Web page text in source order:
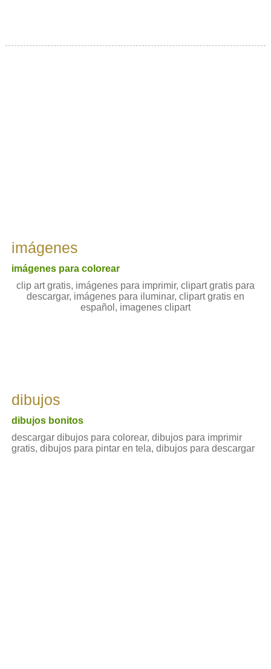
imágenes
imágenes para colorear
clip art gratis, imágenes para imprimir, clipart gratis para
descargar, imágenes para iluminar, clipart gratis en
español, imagenes clipart
dibujos
dibujos bonitos
descargar dibujos para colorear, dibujos para imprimir
gratis, dibujos para pintar en tela, dibujos para descargar